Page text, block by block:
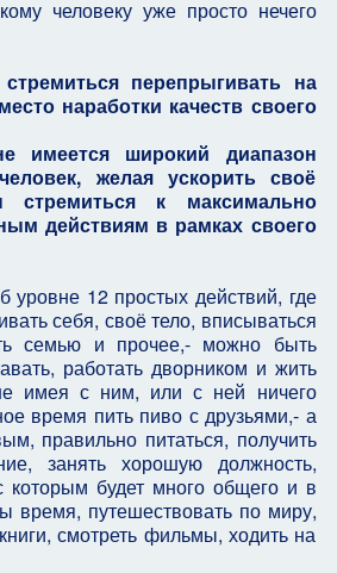
человеку уже просто нечего
перепрыгивать на
наработки качеств своего
имеется широкий диапазон
желая ускорить своё
стремиться к максимально
действиям в рамках своего
уровне 12 простых действий, где
себя, своё тело, вписываться
семью и прочее,- можно быть
работать дворником и жить
имея с ним, или с ней ничего
время пить пиво с друзьями,- а
правильно питаться, получить
занять хорошую должность,
которым будет много общего и в
время, путешествовать по миру,
смотреть фильмы, ходить на